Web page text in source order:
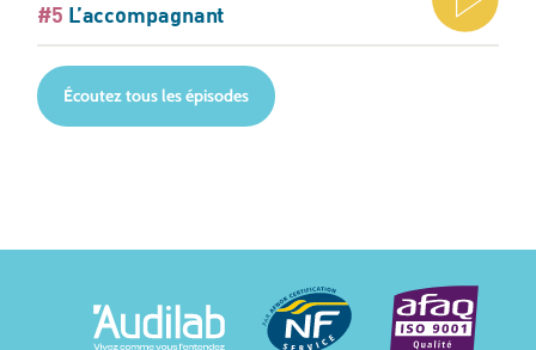
#5 L’accompagnant
Écoutez tous les épisodes